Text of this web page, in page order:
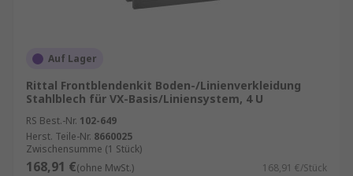
Auf Lager
Rittal Frontblendenkit Boden-/Linienverkleidung
Stahlblech für VX-Basis/Liniensystem, 4 U
RS Best.-Nr. 102-649
Herst. Teile-Nr. 8660025
Zwischensumme (1 Stück)
168,91 €(ohne MwSt.) 168,91 €/Stück